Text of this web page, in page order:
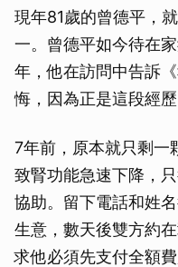
現年81歲的曾德平，
一。曾德平如今待在
年，他在訪問中告訴
悔，因為正是這段經
7年前，原本就只剩一
致腎功能急速下降，
協助。留下電話和姓
生意，數天後雙方約
求他必須先支付全額